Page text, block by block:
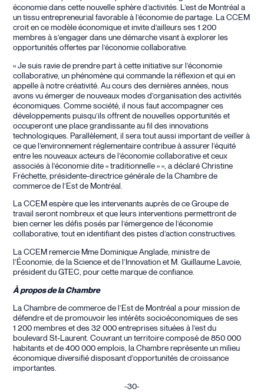
économie dans cette nouvelle sphère d’activités. L’est de Montréal a
un tissu entrepreneurial favorable à l’économie de partage. La CCEM
croit en ce modèle économique et invite d’ailleurs ses 1 200
membres à s’engager dans une démarche visant à explorer les
opportunités offertes par l’économie collaborative.
« Je suis ravie de prendre part à cette initiative sur l’économie
collaborative, un phénomène qui commande la réflexion et qui en
appelle à notre créativité. Au cours des dernières années, nous
avons vu émerger de nouveaux modes d’organisation des activités
économiques. Comme société, il nous faut accompagner ces
développements puisqu’ils offrent de nouvelles opportunités et
occuperont une place grandissante au fil des innovations
technologiques. Parallèlement, il sera tout aussi important de veiller à
ce que l’environnement réglementaire contribue à assurer l’équité
entre les nouveaux acteurs de l’économie collaborative et ceux
associés à l’économie dite « traditionnelle » », a déclaré Christine
Fréchette, présidente-directrice générale de la Chambre de
commerce de l’Est de Montréal.
La CCEM espère que les intervenants auprès de ce Groupe de
travail seront nombreux et que leurs interventions permettront de
bien cerner les défis posés par l’émergence de l’économie
collaborative, tout en identifiant des pistes d’action constructives.
La CCEM remercie Mme Dominique Anglade, ministre de
l’Économie, de la Science et de l’Innovation et M. Guillaume Lavoie,
président du GTEC, pour cette marque de confiance.
Àproposde la Chambre
La Chambre de commerce de l’Est de Montréal a pour mission de
défendre et de promouvoir les intérêts socioéconomiques de ses
1 200 membres et des 32 000 entreprises situées à l’est du
boulevard St-Laurent. Couvrant un territoire composé de 850 000
habitants et de 400 000 emplois, la Chambre représente un milieu
économique diversifié disposant d’opportunités de croissance
importantes.
-30-